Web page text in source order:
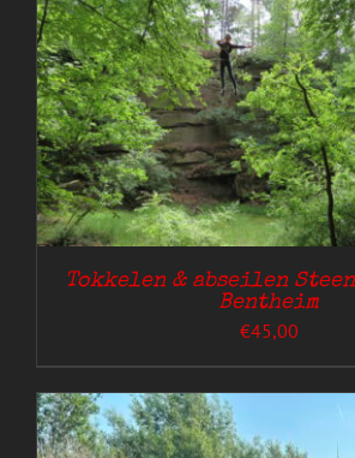
Tokkelen & abseilen
Bentheim
€45,00